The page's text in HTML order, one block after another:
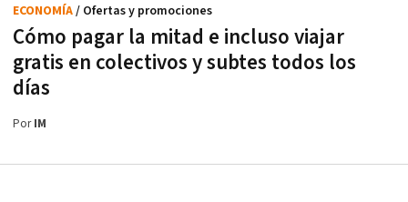
Cómo pagar la mitad e incluso viajar
gratis en colectivos y subtes todos los
días
ECONOMÍA/ Ofertas y promociones
PorIM